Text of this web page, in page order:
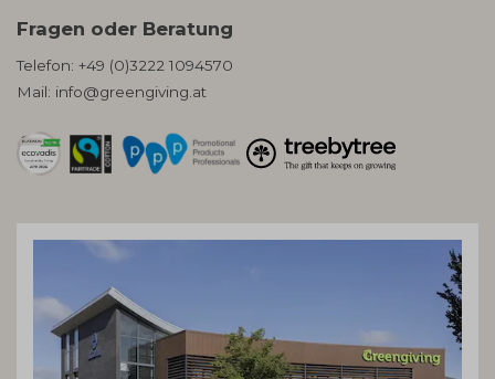
Fragen oder Beratung
Telefon: +49 (0)3222 1094570
Mail: info@greengiving.at